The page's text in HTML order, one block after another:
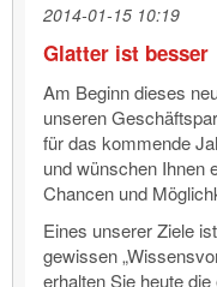
2014-01-15 10:19
Glatter ist besser
Am Beginn dieses
unseren
für das kommende
und wünschen Ihnen
Chancen und
Eines unserer Ziele
gewissen
erhalten Sie heute